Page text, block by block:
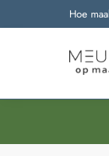
Hoe
Onze